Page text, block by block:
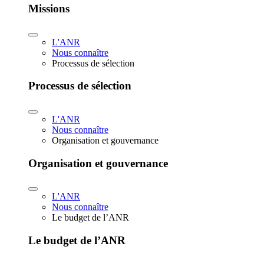
Missions
L'ANR
Nous connaître
Processus de sélection
Processus de sélection
L'ANR
Nous connaître
Organisation et gouvernance
Organisation et gouvernance
L'ANR
Nous connaître
Le budget de l’ANR
Le budget de l’ANR